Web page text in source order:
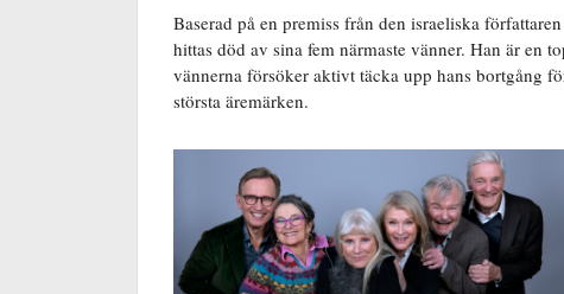
Baserad på en premiss från den israeliska
hittas död av sina fem närmaste vänner. Han är en
vännerna försöker aktivt täcka upp hans bortgång
största äremärken.